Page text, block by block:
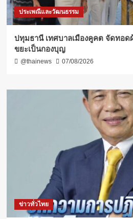
ประเพณีและวัฒนธรรม
ปทุมธานี เทศบาลเมืองคูคต จัดทอด
ขยะเป็นกองบุญ
@thainews 07/08/2026
ข่าวทั่วไทย